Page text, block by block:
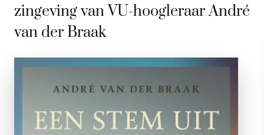
zingeving van VU-hoogleraar André
van der Braak